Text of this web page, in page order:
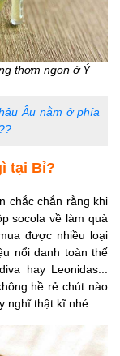
thơm ngon ở Ý
Âu nằm ở phía
tại Bỉ?
chắc chắn rằng khi
socola về làm quà
được nhiều loại
nổi danh toàn thế
hay Leonidas...
hề rẻ chút nào
nghĩ thật kĩ nhé.